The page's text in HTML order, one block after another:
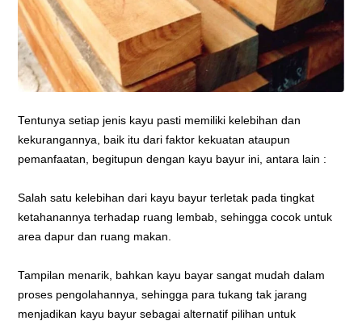
Tentunya setiap jenis kayu pasti memiliki kelebihan dan
kekurangannya, baik itu dari faktor kekuatan ataupun
pemanfaatan, begitupun dengan kayu bayur ini, antara lain :
Salah satu kelebihan dari kayu bayur terletak pada tingkat
ketahanannya terhadap ruang lembab, sehingga cocok untuk
area dapur dan ruang makan.
Tampilan menarik, bahkan kayu bayar sangat mudah dalam
proses pengolahannya, sehingga para tukang tak jarang
menjadikan kayu bayur sebagai alternatif pilihan untuk